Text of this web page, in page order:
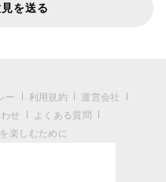
を送る
ー 利用規約
運営会社
せ
よくある質問
楽しむために